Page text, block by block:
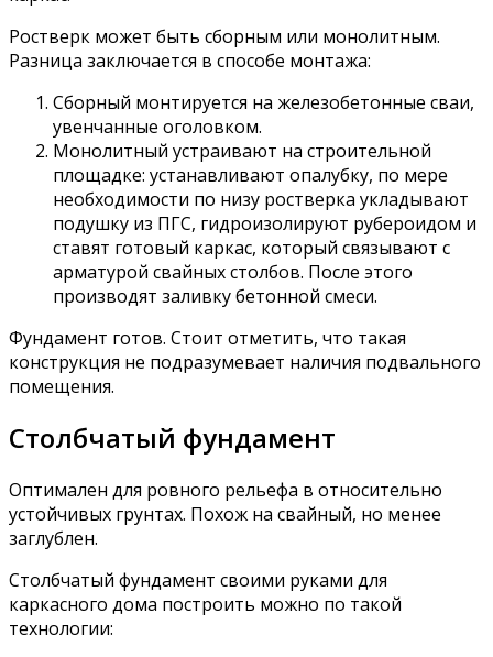
Ростверк может быть сборным или монолитным.
Разница заключается в способе монтажа:
Сборный монтируется на железобетонные сваи,
увенчанные оголовком.
Монолитный устраивают на строительной
площадке: устанавливают опалубку, по мере
необходимости по низу ростверка укладывают
подушку из ПГС, гидроизолируют рубероидом и
ставят готовый каркас, который связывают с
арматурой свайных столбов. После этого
производят заливку бетонной смеси.
Фундамент готов. Стоит отметить, что такая
конструкция не подразумевает наличия подвального
помещения.
Столбчатый фундамент
Оптимален для ровного рельефа в относительно
устойчивых грунтах. Похож на свайный, но менее
заглублен.
Столбчатый фундамент своими руками для
каркасного дома построить можно по такой
технологии: